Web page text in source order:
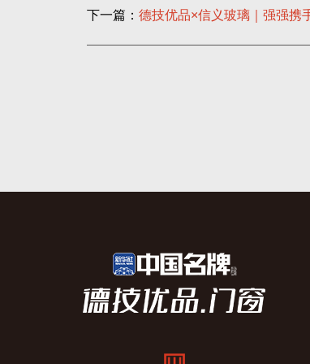
下一篇： 德技优品×信义玻璃｜强强携